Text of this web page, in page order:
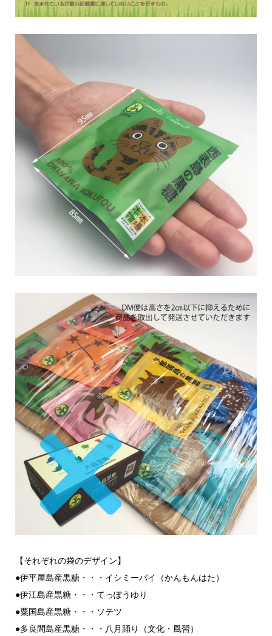
【それぞれの袋のデザイン】
●伊平屋島産黒糖・・・イシミーバイ（かんもんはた）
●伊江島産黒糖・・・てっぽうゆり
●粟国島産黒糖・・・ソテツ
●多良間島産黒糖・・・八月踊り（文化・風習）